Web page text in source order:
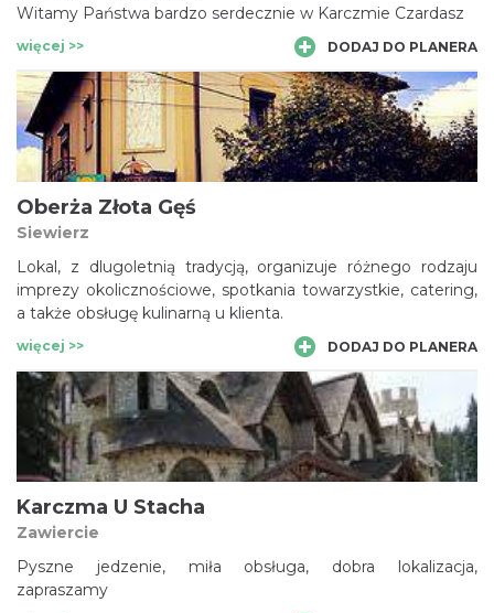
Witamy Państwa bardzo serdecznie w Karczmie Czardasz
więcej >> DODAJ DO PLANERA
Oberża Złota Gęś
Siewierz
Lokal, z dlugoletnią tradycją, organizuje różnego rodzaju
imprezy okolicznościowe, spotkania towarzystkie, catering,
a także obsługę kulinarną u klienta.
więcej >> DODAJ DO PLANERA
Karczma U Stacha
Zawiercie
Pyszne jedzenie, miła obsługa, dobra lokalizacja,
zapraszamy